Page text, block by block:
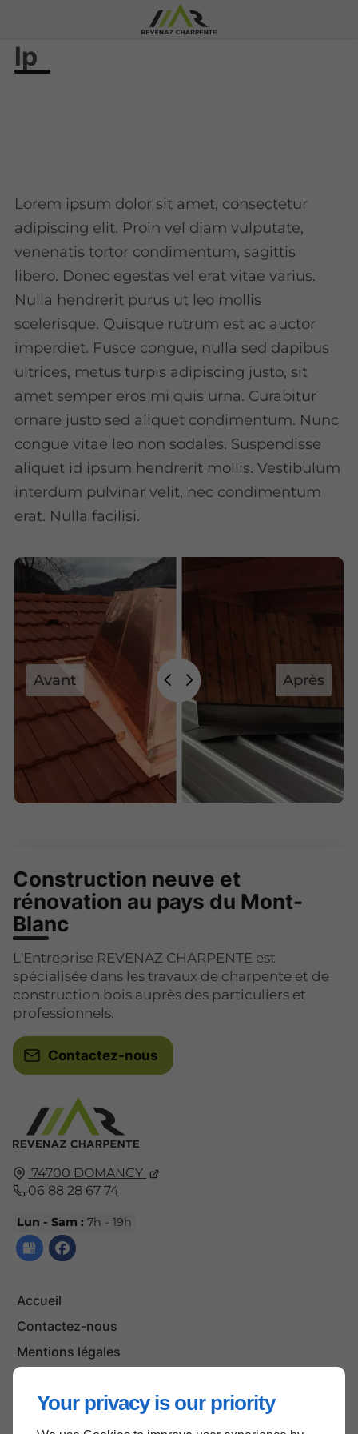
Your privacy is our priority
lp
Lorem ipsum dolor sit amet, consectetur
adipiscing elit. Proin vel diam vulputate,
venenatis tortor condimentum, sagittis
libero. Donec egestas vel erat vitae varius.
Nulla hendrerit purus ut leo mollis
scelerisque. Quisque rutrum est ac auctor
imperdiet. Fusce congue, nulla sed dapibus
ultrices, metus turpis adipiscing justo, sit
amet semper eros mi quis urna. Curabitur
ornare justo sed aliquet condimentum. Nunc
congue vitae leo non sodales. Suspendisse
aliquet id ipsum hendrerit mollis. Vestibulum
interdum pulvinar velit, nec condimentum
erat. Nulla facilisi.
Avant Après
74700 DOMANCY
06 88 28 67 74
Lun - Sam : 7h - 19h
Accueil
Contactez-nous
Mentions légales
Construction neuve et
rénovation au pays du Mont-
Blanc
L'Entreprise REVENAZ CHARPENTE est
spécialisée dans les travaux de charpente et de
construction bois auprès des particuliers et
professionnels.
Contactez-nous